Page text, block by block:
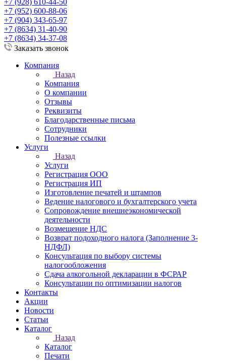
+7 (928) 610-44-50
+7 (952) 600-88-06
+7 (904) 343-65-97
+7 (8634) 31-40-90
+7 (8634) 34-37-08
Заказать звонок
Компания
Назад
Компания
О компании
Отзывы
Реквизиты
Благодарственные письма
Сотрудники
Полезные ссылки
Услуги
Назад
Услуги
Регистрация ООО
Регистрация ИП
Изготовление печатей и штампов
Ведение налогового и бухгалтерского учета
Сопровождение внешнеэкономической
деятельности
Возмещение НДС
Возврат подоходного налога (Заполнение 3-
НДФЛ)
Консультация по выбору системы
налогообложения
Сдача алкогольной декларации в ФСРАР
Консультации по оптимизации налогов
Контакты
Акции
Новости
Статьи
Каталог
Назад
Каталог
Печати